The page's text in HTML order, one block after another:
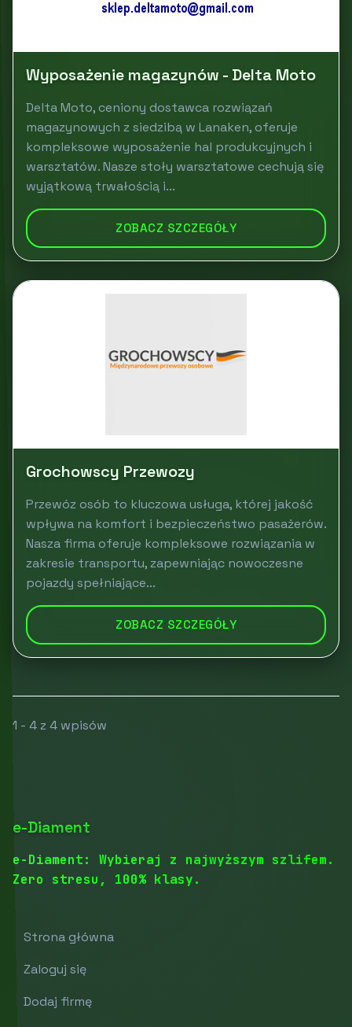
Wyposażenie magazynów - Delta Moto
Delta Moto, ceniony dostawca rozwiązań
magazynowych z siedzibą w Lanaken, oferuje
kompleksowe wyposażenie hal produkcyjnych i
warsztatów. Nasze stoły warsztatowe cechują się
wyjątkową trwałością i...
ZOBACZ SZCZEGÓŁY
Grochowscy Przewozy
Przewóz osób to kluczowa usługa, której jakość
wpływa na komfort i bezpieczeństwo pasażerów.
Nasza firma oferuje kompleksowe rozwiązania w
zakresie transportu, zapewniając nowoczesne
pojazdy spełniające...
ZOBACZ SZCZEGÓŁY
1 - 4 z 4 wpisów
e-Diament
e-Diament: Wybieraj z najwyższym szlifem.
Zero stresu, 100% klasy.
Strona główna
Zaloguj się
Dodaj firmę